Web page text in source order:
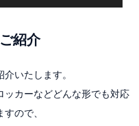
紹介
いたします。
ッカーなどどんな形でも対応
ので、